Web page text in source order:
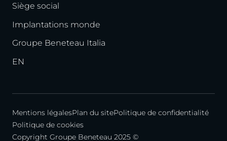
Siège social
Implantations monde
Groupe Beneteau Italia
EN
Mentions légalesPlan du sitePolitique de confidentialité
Politique de cookies
Copyright Groupe Beneteau 2025 ©